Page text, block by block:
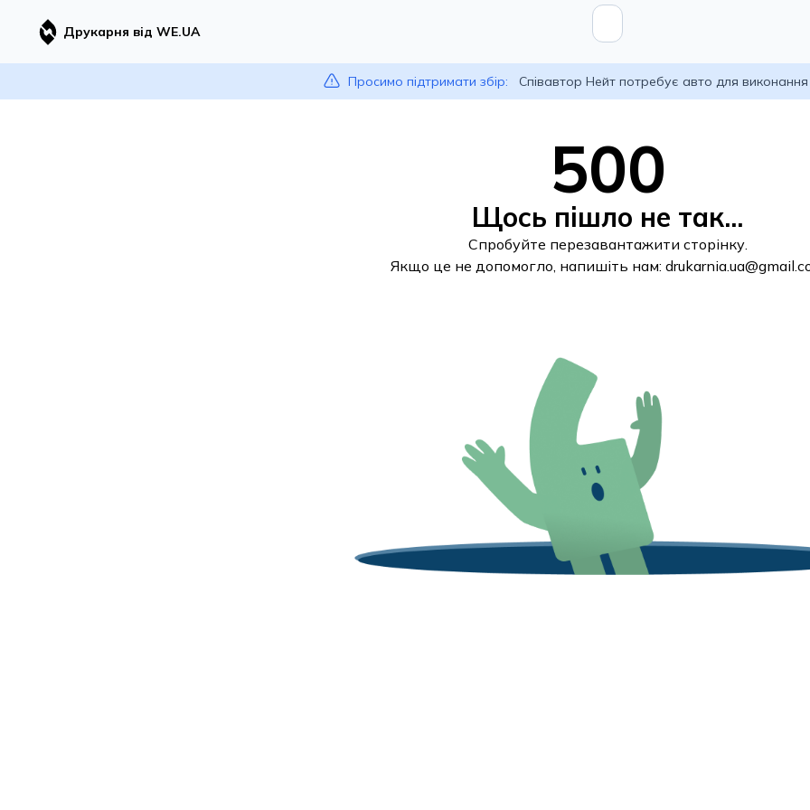
Друкарня від WE.UA
Просимо підтримати збір: Співавтор Нейт потребує авто для
500
Щось пішло не так...
Спробуйте перезавантажити сторінку.
Якщо це не допомогло, напишіть нам: